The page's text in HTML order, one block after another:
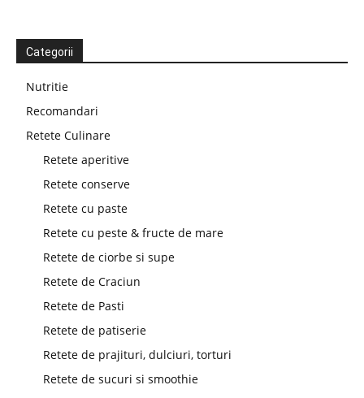
Categorii
Nutritie
Recomandari
Retete Culinare
Retete aperitive
Retete conserve
Retete cu paste
Retete cu peste & fructe de mare
Retete de ciorbe si supe
Retete de Craciun
Retete de Pasti
Retete de patiserie
Retete de prajituri, dulciuri, torturi
Retete de sucuri si smoothie